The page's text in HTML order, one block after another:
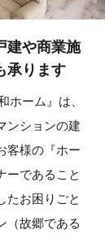
建や商業施
承ります
ーム』は、
ンションの建
客様の『ホー
ーであること
たお困りごと
（故郷である